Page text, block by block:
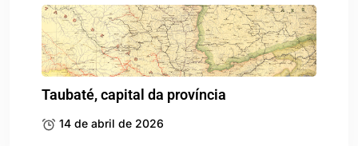
Taubaté, capital da província
14 de abril de 2026